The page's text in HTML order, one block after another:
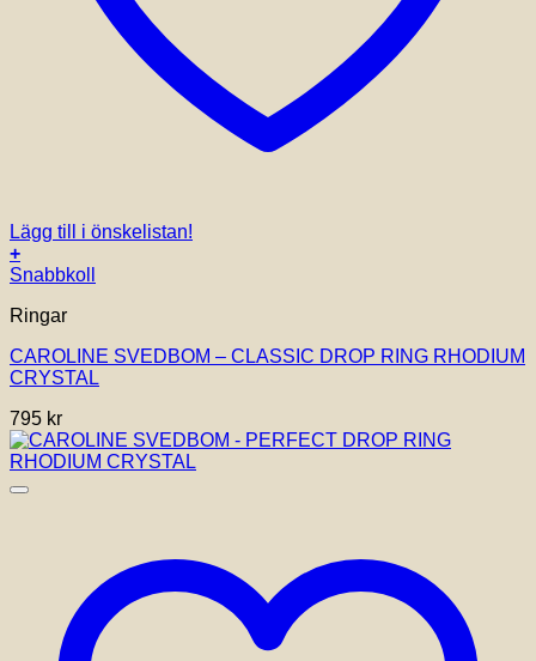
Lägg till i önskelistan!
+
Snabbkoll
Ringar
CAROLINE SVEDBOM – CLASSIC DROP RING RHODIUM
CRYSTAL
795 kr